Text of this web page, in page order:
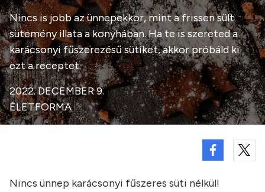
Nincs is jobb az ünnepekkor, mint a frissen sült
sütemény illata a konyhában. Ha te is szereted a
karácsonyi fűszerezésű sütiket, akkor próbáld ki
ezt a receptet.
2022. DECEMBER 9.
ÉLETFORMA
Nincs ünnep karácsonyi fűszeres süti nélkül!